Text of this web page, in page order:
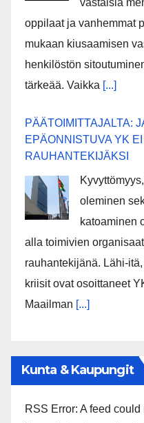
vastaisia
oppilaat ja vanhemmat
mukaan kiusaamisen
henkilöstön
tärkeää. Vaikka [...]
PÄÄTOIMITTAJALTA:
EPÄONNISTUVA YK
RAUHANTEKIJÄKSI
oleminen
katoaminen
alla toimivien
rauhantekijänä. Lähi-
kriisit ovat osoittaneet
Maailman [...]
Kunta & Kaupungit
RSS Error: A feed